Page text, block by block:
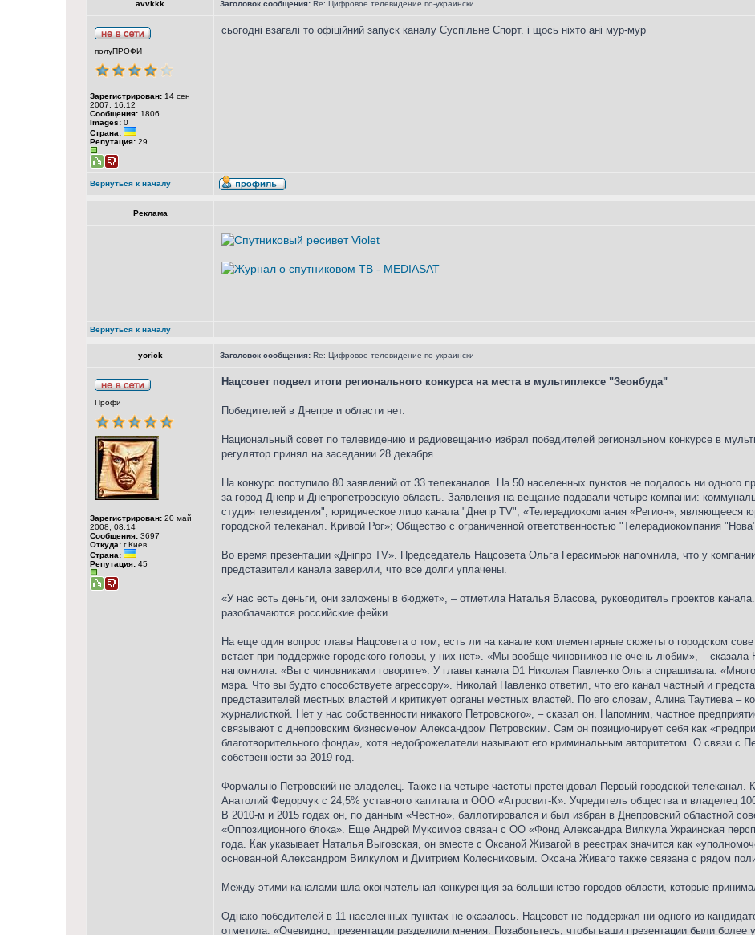
avvkkk Заголовок сообщения: Re: Цифровое телевидение по-украински
полуПРОФИ
Зарегистрирован: 14 сен
2007, 16:12
Сообщения: 1806
Images: 0
Страна:
Репутация: 29
сьогодні взагалі то офіційний запуск каналу Суспільне Спорт. і щось ніхто ані мур-мур
Вернуться к началу
Реклама
Вернуться к началу
yorick Заголовок сообщения: Re: Цифровое телевидение по-украински
Профи
Зарегистрирован: 20 май
2008, 08:14
Сообщения: 3697
Откуда: г.Киев
Страна:
Репутация: 45
Нацсовет подвел итоги регионального конкурса на места в мультиплексе "Зеонбуда"
Победителей в Днепре и области нет.
Национальный совет по телевидению и радиовещанию избрал победителей региональном конкурсе в
регулятор принял на заседании 28 декабря.
На конкурс поступило 80 заявлений от 33 телеканалов. На 50 населенных пунктов не подалось ни одного
за город Днепр и Днепропетровскую область. Заявления на вещание подавали четыре компании:
студия телевидения", юридическое лицо канала "Днепр TV"; «Телерадиокомпания «Регион», являющееся
городской телеканал. Кривой Рог»; Общество с ограниченной ответственностью "Телерадиокомпания
Во время презентации «Дніпро TV». Председатель Нацсовета Ольга Герасимьюк напомнила, что у
представители канала заверили, что все долги уплачены.
«У нас есть деньги, они заложены в бюджет», – отметила Наталья Власова, руководитель проектов
разоблачаются российские фейки.
На еще один вопрос главы Нацсовета о том, есть ли на канале комплементарные сюжеты о городском
встает при поддержке городского головы, у них нет». «Мы вообще чиновников не очень любим», –
напомнила: «Вы с чиновниками говорите». У главы канала D1 Николая Павленко Ольга спрашивала:
мэра. Что вы будто способствуете агрессору». Николай Павленко ответил, что его канал частный и
представителей местных властей и критикует органы местных властей. По его словам, Алина Таутиева –
журналисткой. Нет у нас собственности никакого Петровского», – сказал он. Напомним, частное
связывают с днепровским бизнесменом Александром Петровским. Сам он позиционирует себя как
благотворительного фонда», хотя недоброжелатели называют его криминальным авторитетом. О связи с
собственности за 2019 год.
Формально Петровский не владелец. Также на четыре частоты претендовал Первый городской телеканал.
Анатолий Федорчук с 24,5% уставного капитала и ООО «Агросвит-К». Учредитель общества и владелец
В 2010-м и 2015 годах он, по данным «Честно», баллотировался и был избран в Днепровский областной
«Оппозиционного блока». Еще Андрей Муксимов связан с ОО «Фонд Александра Вилкула Украинская
года. Как указывает Наталья Выговская, он вместе с Оксаной Живагой в реестрах значится как
основанной Александром Вилкулом и Дмитрием Колесниковым. Оксана Живаго также связана с рядом
Между этими каналами шла окончательная конкуренция за большинство городов области, которые
Однако победителей в 11 населенных пунктах не оказалось. Нацсовет не поддержал ни одного из
отметила: «Очевидно, презентации разделили мнения: Позаботьтесь, чтобы ваши презентации были более